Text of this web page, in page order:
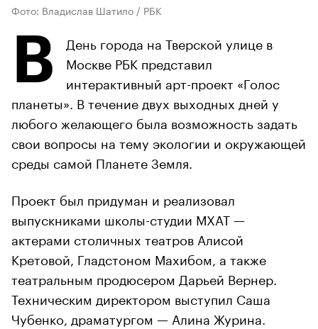
Фото: Владислав Шатило / РБК
В
День города на Тверской улице в
Москве РБК представил
интерактивный арт-проект «Голос
планеты». В течение двух выходных дней у
любого желающего была возможность задать
свои вопросы на тему экологии и окружающей
среды самой Планете Земля.
Проект был придуман и реализовал
выпускниками школы-студии МХАТ —
актерами столичных театров Алисой
Кретовой, Гладстоном Махибом, а также
театральным продюсером Дарьей Вернер.
Техническим директором выступил Саша
Чубенко, драматургом — Алина Журина.